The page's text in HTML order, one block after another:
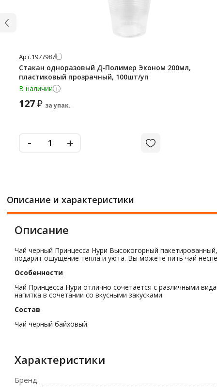
Арт.1977987
Стакан одноразовый Д-Полимер Эконом 200мл,
пластиковый прозрачный, 100шт/уп
В наличии
127₽ за упак.
- +
Описание и характеристики
Описание
Чай черный Принцесса Нури Высокогорный
подарит ощущение тепла и уюта. Вы можете пить чай
Особенности
Чай Принцесса Нури отлично сочетается с различными
напитка в сочетании со вкусными закусками.
Состав
Чай черный байховый.
Характеристики
Бренд